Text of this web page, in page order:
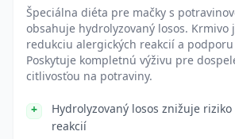
Špeciálna diéta pre mačky s
obsahuje hydrolyzovaný losos. Krmivo
redukciu alergických reakcií a
Poskytuje kompletnú výživu pre
citlivosťou na potraviny.
Hydrolyzovaný losos znižuje
reakcií